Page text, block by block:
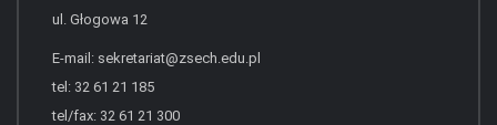
ul. Głogowa 12
E-mail: sekretariat@zsech.edu.pl
tel: 32 61 21 185
tel/fax: 32 61 21 300